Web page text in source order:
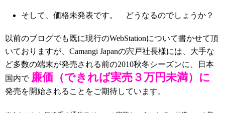
そして、価格未発表です。 どうなるのでしょうか？
以前のブログでも既に現行のWebStationについて書かせて頂
いておりますが、Camangi Japanの宍戸社長様には、大手な
ど多数の端末が発売される前の2010秋冬シーズンに、日本
国内で 廉価（できれば実売３万円未満）に
発売を開始されることをご期待しています。